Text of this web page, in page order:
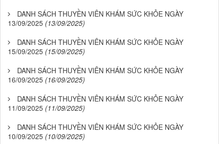
DANH SÁCH THUYỀN VIÊN KHÁM SỨC KHỎE NGÀY
13/09/2025 (13/09/2025)
DANH SÁCH THUYỀN VIÊN KHÁM SỨC KHỎE NGÀY
15/09/2025 (15/09/2025)
DANH SÁCH THUYỀN VIÊN KHÁM SỨC KHỎE NGÀY
16/09/2025 (16/09/2025)
DANH SÁCH THUYỀN VIÊN KHÁM SỨC KHỎE NGÀY
11/09/2025 (11/09/2025)
DANH SÁCH THUYỀN VIÊN KHÁM SỨC KHỎE NGÀY
10/09/2025 (10/09/2025)